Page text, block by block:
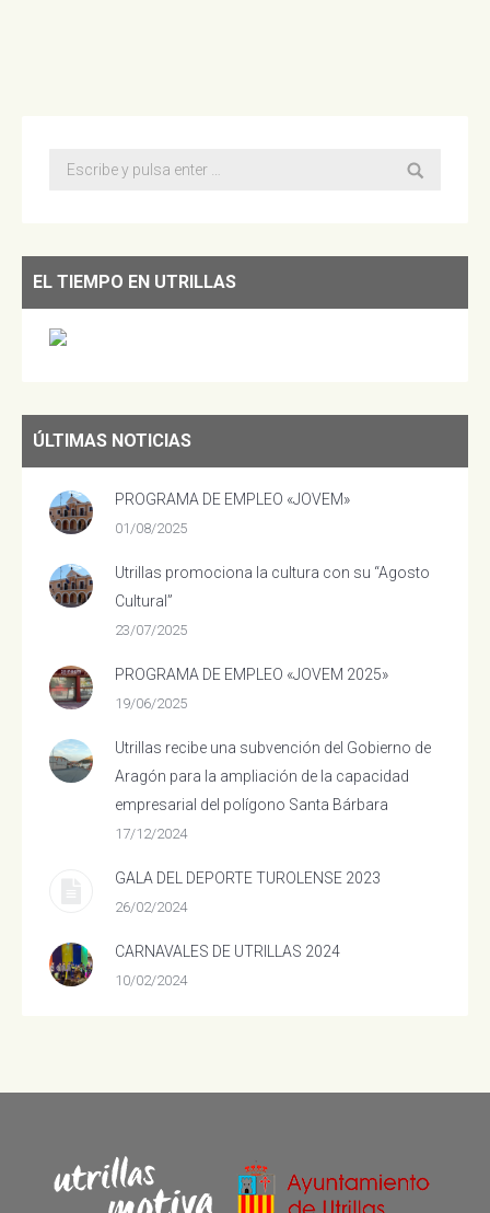
Buscar:
EL TIEMPO EN UTRILLAS
ÚLTIMAS NOTICIAS
PROGRAMA DE EMPLEO «JOVEM»
01/08/2025
Utrillas promociona la cultura con su “Agosto
Cultural”
23/07/2025
PROGRAMA DE EMPLEO «JOVEM 2025»
19/06/2025
Utrillas recibe una subvención del Gobierno de
Aragón para la ampliación de la capacidad
empresarial del polígono Santa Bárbara
17/12/2024
GALA DEL DEPORTE TUROLENSE 2023
26/02/2024
CARNAVALES DE UTRILLAS 2024
10/02/2024